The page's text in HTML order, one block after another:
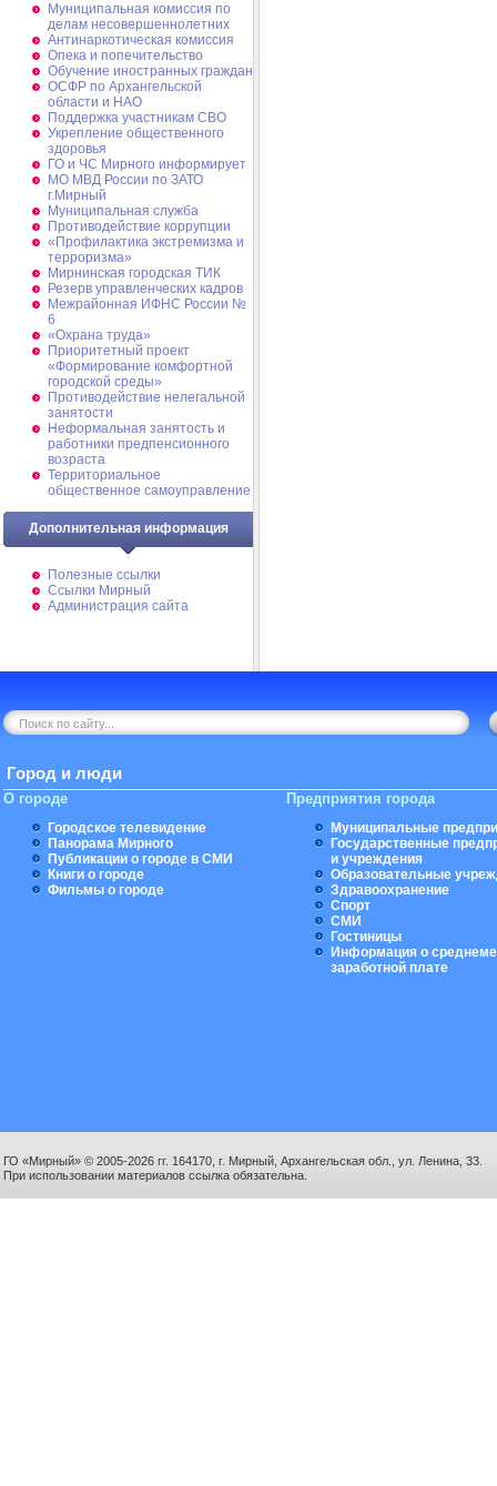
Муниципальная комиссия по
делам несовершеннолетних
Антинаркотическая комиссия
Опека и попечительство
Обучение иностранных граждан
ОСФР по Архангельской
области и НАО
Поддержка участникам СВО
Укрепление общественного
здоровья
ГО и ЧС Мирного информирует
МО МВД России по ЗАТО
г.Мирный
Муниципальная cлужба
Противодействие коррупции
«Профилактика экстремизма и
терроризма»
Мирнинская городская ТИК
Резерв управленческих кадров
Межрайонная ИФНС России №
6
«Охрана труда»
Приоритетный проект
«Формирование комфортной
городской среды»
Противодействие нелегальной
занятости
Неформальная занятость и
работники предпенсионного
возраста
Территориальное
общественное самоуправление
Дополнительная информация
Полезные ссылки
Ссылки Мирный
Администрация сайта
Город и люди
О городе
Городское телевидение
Панорама Мирного
Публикации о городе в СМИ
Книги о городе
Фильмы о городе
Предприятия города
Муниципальные
Государственные
и учреждения
Образовательные
Здравоохранение
Спорт
СМИ
Гостиницы
Информация о
заработной плате
ГО «Мирный» © 2005-2026 гг. 164170, г. Мирный, Архангельская обл., ул. Ленина, 33.
При использовании материалов ссылка обязательна.